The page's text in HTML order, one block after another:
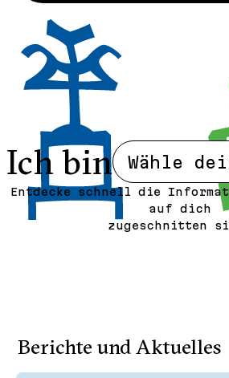
Ich bin
Entdecke schnell die
auf dich
zugeschnitten
Berichte und Aktuelles